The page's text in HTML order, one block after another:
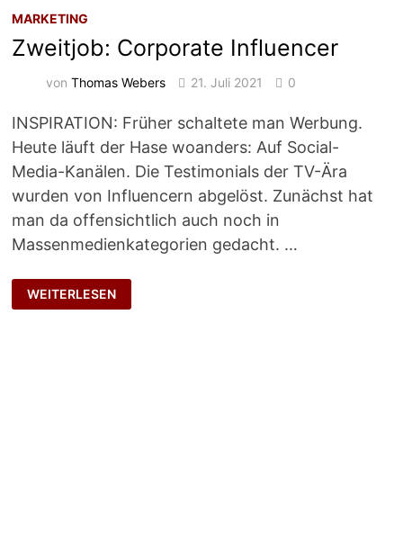
MARKETING
Zweitjob: Corporate Influencer
vonThomas Webers 21. Juli 2021 0
INSPIRATION: Früher schaltete man Werbung.
Heute läuft der Hase woanders: Auf Social-
Media-Kanälen. Die Testimonials der TV-Ära
wurden von Influencern abgelöst. Zunächst hat
man da offensichtlich auch noch in
Massenmedienkategorien gedacht. …
ZWEITJOB:
CORPORATE
INFLUENCER
WEITERLESEN